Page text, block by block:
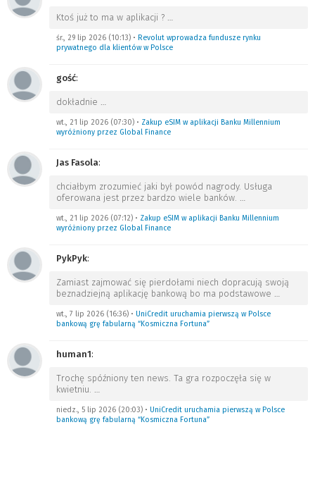
Ktoś już to ma w aplikacji ? …
śr., 29 lip 2026 (10:13) • Revolut wprowadza fundusze rynku
prywatnego dla klientów w Polsce
gość:
dokładnie …
wt., 21 lip 2026 (07:30) • Zakup eSIM w aplikacji Banku Millennium
wyróżniony przez Global Finance
Jas Fasola:
chciałbym zrozumieć jaki był powód nagrody. Usługa
oferowana jest przez bardzo wiele banków. …
wt., 21 lip 2026 (07:12) • Zakup eSIM w aplikacji Banku Millennium
wyróżniony przez Global Finance
PykPyk:
Zamiast zajmować się pierdołami niech dopracują swoją
beznadziejną aplikację bankową bo ma podstawowe …
wt., 7 lip 2026 (16:36) • UniCredit uruchamia pierwszą w Polsce
bankową grę fabularną “Kosmiczna Fortuna”
human1:
Trochę spóźniony ten news. Ta gra rozpoczęła się w
kwietniu. …
niedz., 5 lip 2026 (20:03) • UniCredit uruchamia pierwszą w Polsce
bankową grę fabularną “Kosmiczna Fortuna”